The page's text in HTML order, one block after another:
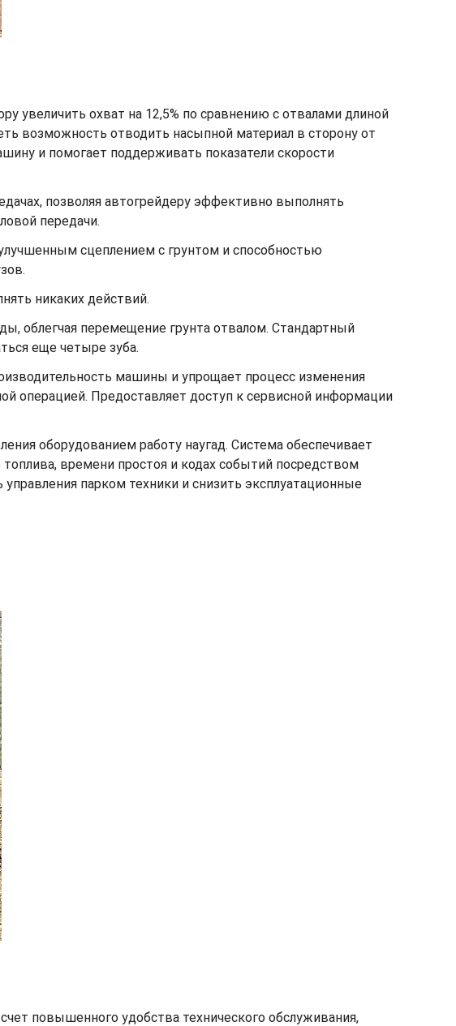
охват на 12,5% по сравнению с отвалами длиной
возможность отводить насыпной материал в сторону от
и помогает поддерживать показатели скорости
позволяя автогрейдеру эффективно выполнять
передачи.
сцеплением с грунтом и способностью
никаких действий.
облегчая перемещение грунта отвалом. Стандартный
еще четыре зуба.
машины и упрощает процесс изменения
операцией. Предоставляет доступ к сервисной информации
оборудованием работу наугад. Система обеспечивает
времени простоя и кодах событий посредством
парком техники и снизить эксплуатационные
повышенного удобства технического обслуживания,